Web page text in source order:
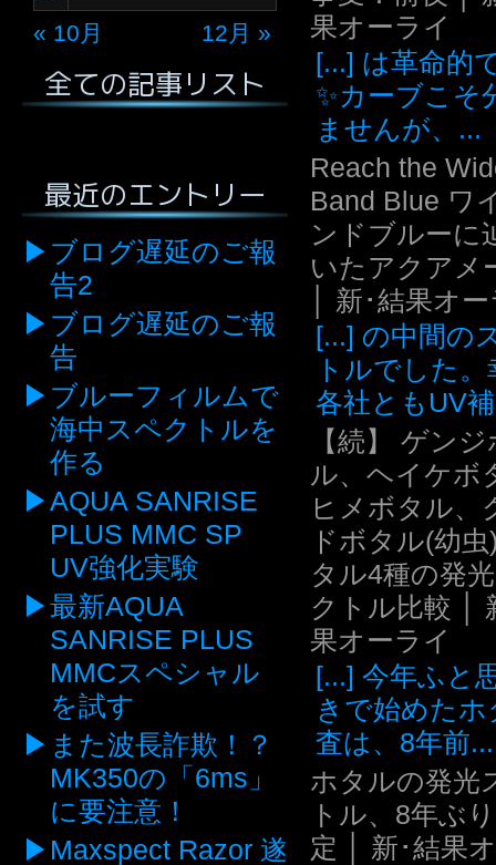
« 10月 12月 »
全ての記事リスト
最近のエントリー
ブログ遅延のご報
告2
ブログ遅延のご報
告
ブルーフィルムで
海中スペクトルを
作る
AQUA SANRISE
PLUS MMC SP
UV強化実験
最新AQUA
SANRISE PLUS
MMCスペシャル
を試す
また波長詐欺！？
MK350の「6ms」
に要注意！
Maxspect Razor 遂
果オーライ
[...] は革命的
✨カーブこそ
ませんが、...
Reach the
Band Blue ワ
ンドブルーに
いたアクアメ
│ 新･結果オ
[...] の中間の
トルでした
各社ともUV
【続】 ゲン
ル、ヘイケボ
ヒメボタル、
ドボタル(幼
タル4種の発
クトル比較 │
果オーライ
[...] 今年ふと
きで始めたホ
査は、8年前...
ホタルの発光
トル、8年ぶ
定 │ 新･結果